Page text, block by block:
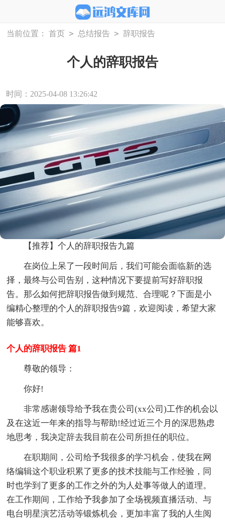
当前位置： 首页 > 总结报告 > 辞职报告
个人的辞职报告
时间：2025-04-08 13:26:42
【推荐】个人的辞职报告九篇
在岗位上呆了一段时间后，我们可能会面临新的选
择，最终与公司告别，这种情况下要提前写好辞职报
告。那么如何把辞职报告做到规范、合理呢？下面是小
编精心整理的个人的辞职报告9篇，欢迎阅读，希望大家
能够喜欢。
个人的辞职报告 篇1
尊敬的领导：
你好!
非常感谢领导给予我在贵公司(xx公司)工作的机会以
及在这近一年来的指导与帮助!经过近三个月的深思熟虑
地思考，我决定辞去我目前在公司所担任的职位。
在职期间，公司给予我很多的学习机会，使我在网
络编辑这个职业积累了更多的技术技能与工作经验，同
时也学到了更多的工作之外的为人处事等做人的道理。
在工作期间，工作给予我参加了全场视频直播活动、与
电台明星演艺活动等锻炼机会，更加丰富了我的人生阅